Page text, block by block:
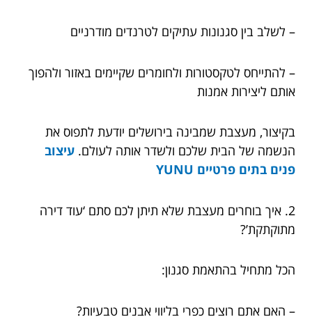
– לשלב בין סגנונות עתיקים לטרנדים מודרניים
– להתייחס לטקסטורות ולחומרים שקיימים באזור ולהפוך
אותם ליצירות אמנות
בקיצור, מעצבת שמבינה בירושלים יודעת לתפוס את
הנשמה של הבית שלכם ולשדר אותה לעולם. עיצוב
פנים בתים פרטיים YUNU
2. איך בוחרים מעצבת שלא תיתן לכם סתם ‘עוד דירה
מתוקתקת’?
הכל מתחיל בהתאמת סגנון:
– האם אתם רוצים כפרי בליווי אבנים טבעיות?